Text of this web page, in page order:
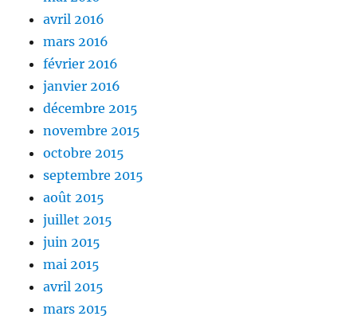
avril 2016
mars 2016
février 2016
janvier 2016
décembre 2015
novembre 2015
octobre 2015
septembre 2015
août 2015
juillet 2015
juin 2015
mai 2015
avril 2015
mars 2015